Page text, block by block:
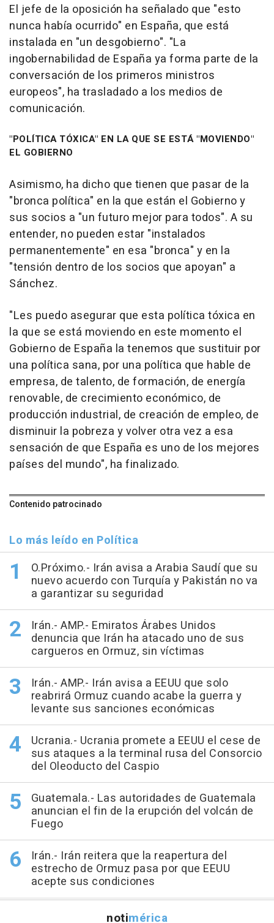
El jefe de la oposición ha señalado que "esto
nunca había ocurrido" en España, que está
instalada en "un desgobierno". "La
ingobernabilidad de España ya forma parte de la
conversación de los primeros ministros
europeos", ha trasladado a los medios de
comunicación.
"POLÍTICA TÓXICA" EN LA QUE SE ESTÁ "MOVIENDO"
EL GOBIERNO
Asimismo, ha dicho que tienen que pasar de la
"bronca política" en la que están el Gobierno y
sus socios a "un futuro mejor para todos". A su
entender, no pueden estar "instalados
permanentemente" en esa "bronca" y en la
"tensión dentro de los socios que apoyan" a
Sánchez.
"Les puedo asegurar que esta política tóxica en
la que se está moviendo en este momento el
Gobierno de España la tenemos que sustituir por
una política sana, por una política que hable de
empresa, de talento, de formación, de energía
renovable, de crecimiento económico, de
producción industrial, de creación de empleo, de
disminuir la pobreza y volver otra vez a esa
sensación de que España es uno de los mejores
países del mundo", ha finalizado.
Contenido patrocinado
Lo más leído en Política
O.Próximo.- Irán avisa a Arabia Saudí que su
nuevo acuerdo con Turquía y Pakistán no va
a garantizar su seguridad
Irán.- AMP.- Emiratos Árabes Unidos
denuncia que Irán ha atacado uno de sus
cargueros en Ormuz, sin víctimas
Irán.- AMP.- Irán avisa a EEUU que solo
reabrirá Ormuz cuando acabe la guerra y
levante sus sanciones económicas
Ucrania.- Ucrania promete a EEUU el cese de
sus ataques a la terminal rusa del Consorcio
del Oleoducto del Caspio
Guatemala.- Las autoridades de Guatemala
anuncian el fin de la erupción del volcán de
Fuego
Irán.- Irán reitera que la reapertura del
estrecho de Ormuz pasa por que EEUU
acepte sus condiciones
notimérica